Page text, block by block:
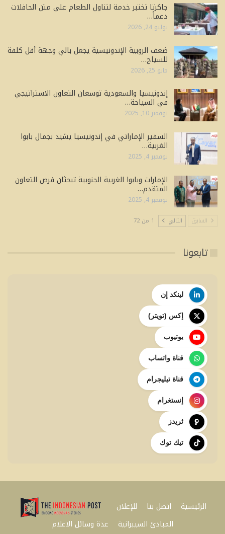
جاكرتا تختبر خدمة لتناول الطعام على متن الحافلات
دعماً…
يوليو 24, 2026
ضعف الروبية الإندونيسية يجعل بالي وجهة أقل كلفة
للسياح…
مايو 25, 2026
إندونيسيا والسعودية توسعان التعاون الاستراتيجي
في السياحة…
نوفمبر 10, 2025
السفير الإماراتي في إندونيسيا يشيد بجمال بابوا
الغربية…
نوفمبر 4, 2025
الإمارات وبابوا الغربية الجنوبية تبحثان فرص التعاون
المتقدم…
نوفمبر 4, 2025
السابق التالي 1 من 72
تابعونا
لينكد إن
إكس (تويتر)
يوتيوب
قناة واتساب
قناة تيليجرام
إنستغرام
ثريدز
تيك توك
الرئيسية اتصل بنا
للإعلان
المبادئ السيبرانية
عدة وسائل الاعلام